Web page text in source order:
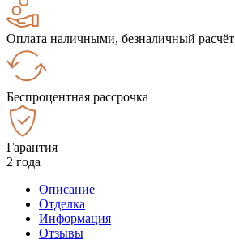
Оплата наличными, безналичный расчёт
Беспроцентная рассрочка
Гарантия
2 года
Описание
Отделка
Информация
Отзывы